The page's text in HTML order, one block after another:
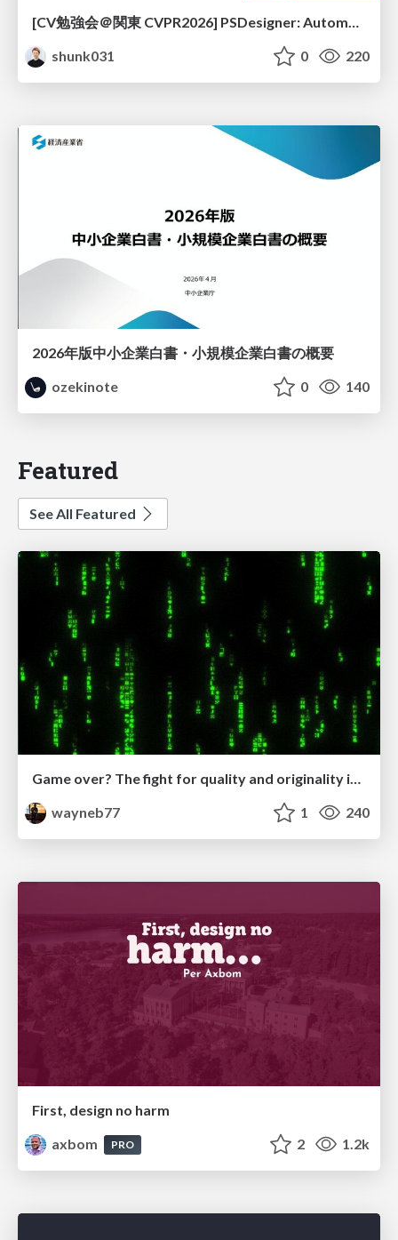
shunk031
0 220
2026年版中小企業白書・小規模企業白書の概要
ozekinote
0 140
Featured
See All Featured
Game over? The fight for quality and originality in the time of robots
wayneb77
1 240
First, design no harm
axbom
PRO 2 1.2k